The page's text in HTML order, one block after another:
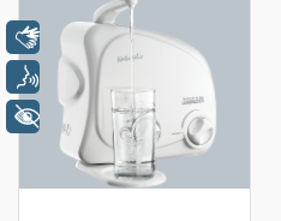
Libras
Voz
+ Acessibilidade